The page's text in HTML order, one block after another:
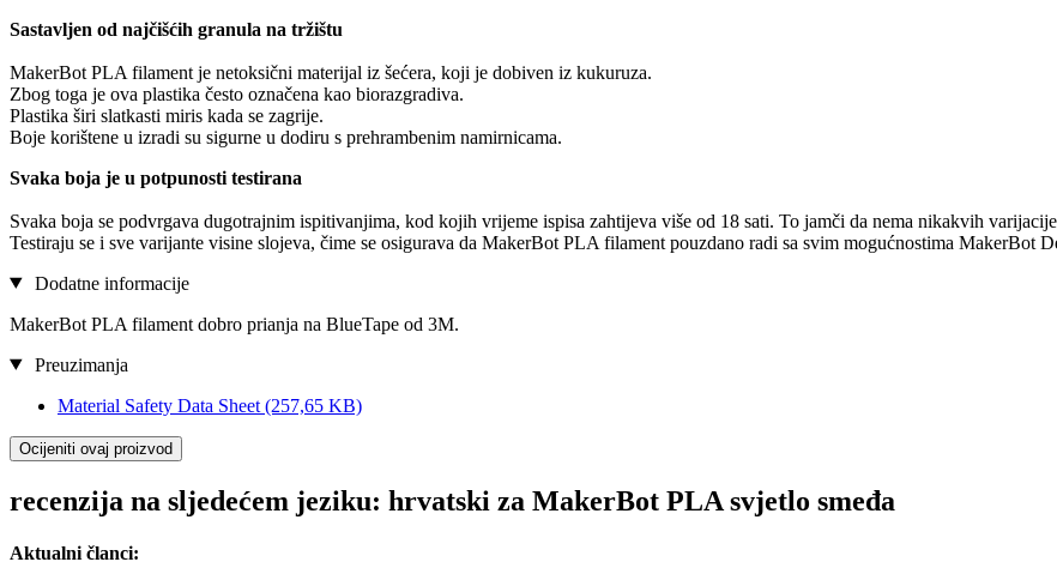
Sastavljen od najčišćih granula na tržištu
MakerBot PLA filament je netoksični materijal iz šećera, koji je dobiven iz kukuruza.
Zbog toga je ova plastika često označena kao biorazgradiva.
Plastika širi slatkasti miris kada se zagrije.
Boje korištene u izradi su sigurne u dodiru s prehrambenim namirnicama.
Svaka boja je u potpunosti testirana
Svaka boja se podvrgava dugotrajnim ispitivanjima, kod kojih vrijeme ispisa zahtijeva više od 18 sati. To jamči da nema nikakvih
Testiraju se i sve varijante visine slojeva, čime se osigurava da MakerBot PLA filament pouzdano radi sa svim mogućnostima MakerBot
Dodatne informacije
MakerBot PLA filament dobro prianja na BlueTape od 3M.
Preuzimanja
Material Safety Data Sheet (257,65 KB)
Ocijeniti ovaj proizvod
recenzija na sljedećem jeziku: hrvatski za MakerBot PLA svjetlo smeđa
Aktualni članci: